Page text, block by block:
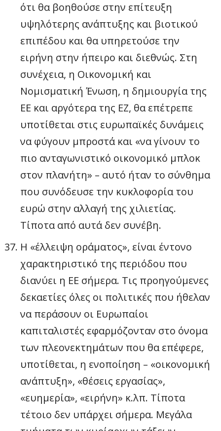
ότι θα βοηθούσε στην επίτευξη
υψηλότερης ανάπτυξης και βιοτικού
επιπέδου και θα υπηρετούσε την
ειρήνη στην ήπειρο και διεθνώς. Στη
συνέχεια, η Οικονομική και
Νομισματική Ένωση, η δημιουργία της
ΕΕ και αργότερα της ΕΖ, θα επέτρεπε
υποτίθεται στις ευρωπαϊκές δυνάμεις
να φύγουν μπροστά και «να γίνουν το
πιο ανταγωνιστικό οικονομικό μπλοκ
στον πλανήτη» – αυτό ήταν το σύνθημα
που συνόδευσε την κυκλοφορία του
ευρώ στην αλλαγή της χιλιετίας.
Τίποτα από αυτά δεν συνέβη.
Η «έλλειψη οράματος», είναι έντονο
χαρακτηριστικό της περιόδου που
διανύει η ΕΕ σήμερα. Τις προηγούμενες
δεκαετίες όλες οι πολιτικές που ήθελαν
να περάσουν οι Ευρωπαίοι
καπιταλιστές εφαρμόζονταν στο όνομα
των πλεονεκτημάτων που θα επέφερε,
υποτίθεται, η ενοποίηση – «οικονομική
ανάπτυξη», «θέσεις εργασίας»,
«ευημερία», «ειρήνη» κ.λπ. Τίποτα
τέτοιο δεν υπάρχει σήμερα. Μεγάλα